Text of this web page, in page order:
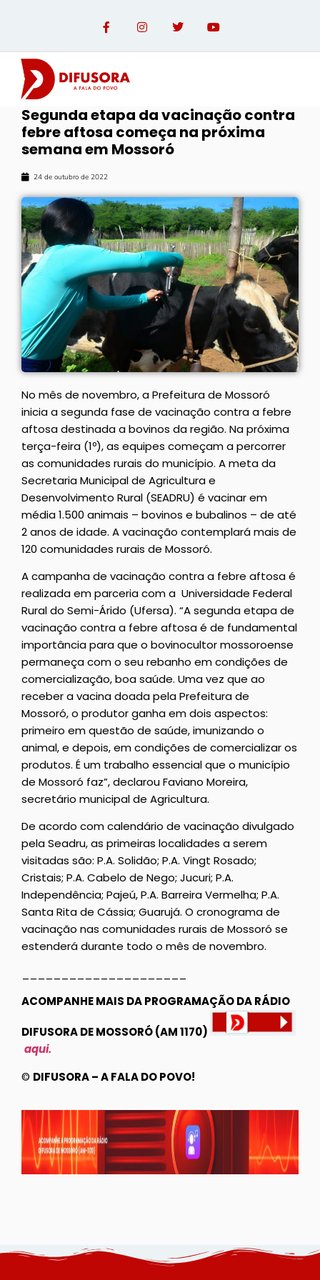
Segunda etapa da vacinação contra
febre aftosa começa na próxima
semana em Mossoró
24 de outubro de 2022
No mês de novembro, a Prefeitura de Mossoró
inicia a segunda fase de vacinação contra a febre
aftosa destinada a bovinos da região. Na próxima
terça-feira (1º), as equipes começam a percorrer
as comunidades rurais do município. A meta da
Secretaria Municipal de Agricultura e
Desenvolvimento Rural (SEADRU) é vacinar em
média 1.500 animais – bovinos e bubalinos – de até
2 anos de idade. A vacinação contemplará mais de
120 comunidades rurais de Mossoró.
A campanha de vacinação contra a febre aftosa é
realizada em parceria com a Universidade Federal
Rural do Semi-Árido (Ufersa). “A segunda etapa de
vacinação contra a febre aftosa é de fundamental
importância para que o bovinocultor mossoroense
permaneça com o seu rebanho em condições de
comercialização, boa saúde. Uma vez que ao
receber a vacina doada pela Prefeitura de
Mossoró, o produtor ganha em dois aspectos:
primeiro em questão de saúde, imunizando o
animal, e depois, em condições de comercializar os
produtos. É um trabalho essencial que o município
de Mossoró faz”, declarou Faviano Moreira,
secretário municipal de Agricultura.
De acordo com calendário de vacinação divulgado
pela Seadru, as primeiras localidades a serem
visitadas são: P.A. Solidão; P.A. Vingt Rosado;
Cristais; P.A. Cabelo de Nego; Jucuri; P.A.
Independência; Pajeú, P.A. Barreira Vermelha; P.A.
Santa Rita de Cássia; Guarujá. O cronograma de
vacinação nas comunidades rurais de Mossoró se
estenderá durante todo o mês de novembro.
ACOMPANHE MAIS DA PROGRAMAÇÃO DA RÁDIO
DIFUSORA DE MOSSORÓ (AM 1170)
aqui.
© DIFUSORA – A FALA DO POVO!